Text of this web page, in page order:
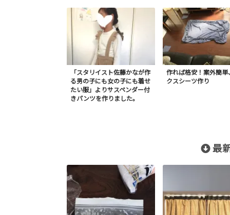
「スタリイスト佐藤かなが作
る男の子にも女の子にも着せ
たい服」よりサスペンダー付
きパンツを作りました。
作れば格安！案外簡単
クスシーツ作り
最